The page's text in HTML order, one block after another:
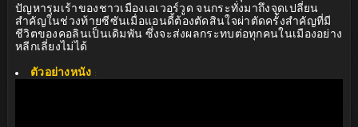
ปัญหารุมเร้าของชาวเมืองเอเวอร์วูด จนกระทั่งมาถึงจุดเปลี่ยน
สำคัญในช่วงท้ายซีซันเมื่อแอนดี้ต้องตัดสินใจผ่าตัดครั้งสำคัญที่มี
ชีวิตของคอลินเป็นเดิมพัน ซึ่งจะส่งผลกระทบต่อทุกคนในเมืองอย่าง
หลีกเลี่ยงไม่ได้
ตัวอย่างหนัง :